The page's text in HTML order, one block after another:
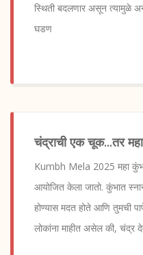
स्थिती बदलणार असून त्यामुळे
घडण
चंद्राची एक चूक...तर
Kumbh Mela 2025 महा
आयोजित केला जातो. कुंभात
होण्यास मदत होते आणि तुमची
लोकांना माहीत असेल की, चंद्र